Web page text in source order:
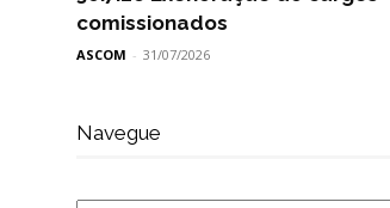
comissionados
ASCOM - 31/07/2026
Navegue
Navegue